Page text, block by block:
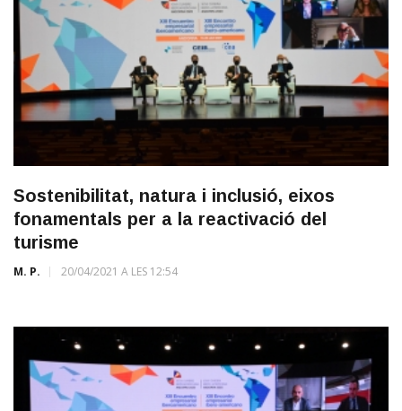
Sostenibilitat, natura i inclusió, eixos
fonamentals per a la reactivació del
turisme
M. P. 20/04/2021 A LES 12:54